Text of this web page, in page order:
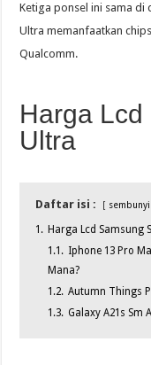
Ketiga ponsel ini sama di
Ultra memanfaatkan
Qualcomm.
Harga
Ultra
Daftar isi :
1. Harga Lcd Samsung
1.1. Iphone 13 Pro
Mana?
1.2. Autumn Things
1.3. Galaxy A21s Sm